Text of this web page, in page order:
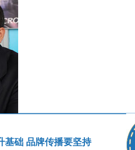
基础 品牌传播要坚持